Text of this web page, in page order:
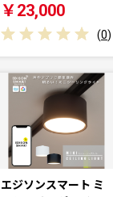
￥23,000
(0)
エジソンスマート ミ